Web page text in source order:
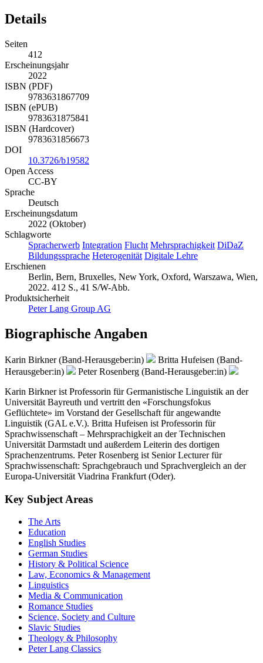
Details
Seiten
412
Erscheinungsjahr
2022
ISBN (PDF)
9783631867709
ISBN (ePUB)
9783631875841
ISBN (Hardcover)
9783631856673
DOI
10.3726/b19582
Open Access
CC-BY
Sprache
Deutsch
Erscheinungsdatum
2022 (Oktober)
Schlagworte
Spracherwerb Integration Flucht Mehrsprachigkeit DiDaZ
Bildungssprache Heterogenität Digitale Lehre
Erschienen
Berlin, Bern, Bruxelles, New York, Oxford, Warszawa, Wien,
2022. 412 S., 41 S/W-Abb.
Produktsicherheit
Peter Lang Group AG
Biographische Angaben
Karin Birkner (Band-Herausgeber:in)
Britta Hufeisen (Band-
Herausgeber:in)
Peter Rosenberg (Band-Herausgeber:in)
Karin Birkner ist Professorin für Germanistische Linguistik an der
Universität Bayreuth und vertritt den «Forschungsfokus
Geflüchtete» im Vorstand der Gesellschaft für angewandte
Linguistik (GAL e.V.). Britta Hufeisen ist Professorin für
Sprachwissenschaft – Mehrsprachigkeit an der Technischen
Universität Darmstadt und außerdem Leiterin des dortigen
Sprachenzentrums. Peter Rosenberg ist Senior Lecturer für
Sprachwissenschaft: Sprachgebrauch und Sprachvergleich an der
Europa-Universität Viadrina Frankfurt (Oder).
Key Subject Areas
The Arts
Education
English Studies
German Studies
History & Political Science
Law, Economics & Management
Linguistics
Media & Communication
Romance Studies
Science, Society and Culture
Slavic Studies
Theology & Philosophy
Peter Lang Classics